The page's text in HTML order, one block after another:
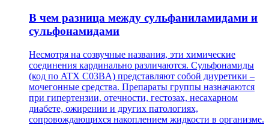
В чем разница между сульфаниламидами и
сульфонамидами
Несмотря на созвучные названия, эти химические
соединения кардинально различаются. Сульфонамиды
(код по ATХ C03BA) представляют собой диуретики –
мочегонные средства. Препараты группы назначаются
при гипертензии, отечности, гестозах, несахарном
диабете, ожирении и других патологиях,
сопровождающихся накоплением жидкости в организме.